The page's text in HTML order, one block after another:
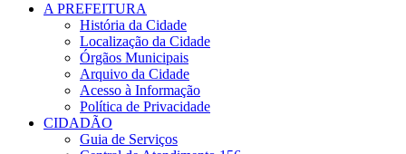
A PREFEITURA
História da Cidade
Localização da Cidade
Órgãos Municipais
Arquivo da Cidade
Acesso à Informação
Política de Privacidade
CIDADÃO
Guia de Serviços